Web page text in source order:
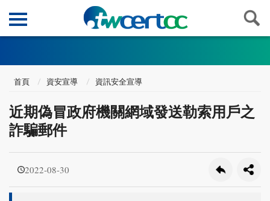
首頁 資安宣導 資訊安全宣導
近期偽冒政府機關網域發送勒索用戶之
詐騙郵件
2022-08-30